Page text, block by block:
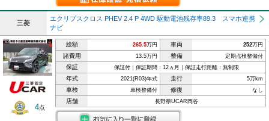
三菱
エクリプスクロス PHEV 2.4 P 4WD 駆動電池残存率89.3 スマホ連携
ナビ
4点
総額 265.5万円 車両 252万円
諸費用 13.5万円 整備 定期点検整備付
保証 保証付｜保証期間：12ヵ月｜保証走行距離：無制限
年式 2021(R03)年式 走行 5万km
車検 車検整備付 修復 なし
店舗 長野県UCAR岡谷